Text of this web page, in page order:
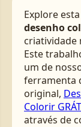
Explore
desenho
criatividade
Este
um de
ferramenta
original,
Colorir
através de